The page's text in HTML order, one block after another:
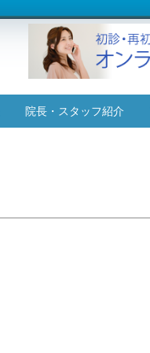
ン院長・スタッフ紹介